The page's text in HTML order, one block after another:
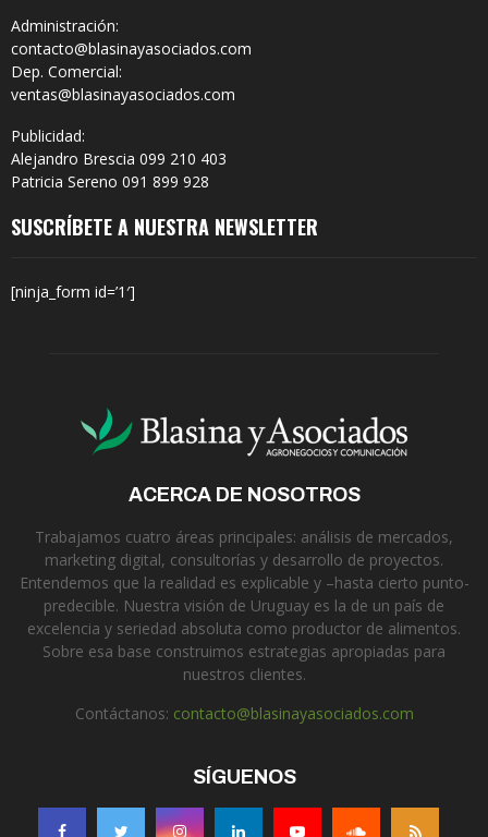
Administración:
contacto@blasinayasociados.com
Dep. Comercial:
ventas@blasinayasociados.com
Publicidad:
Alejandro Brescia 099 210 403
Patricia Sereno 091 899 928
SUSCRÍBETE A NUESTRA NEWSLETTER
[ninja_form id=’1′]
ACERCA DE NOSOTROS
Trabajamos cuatro áreas principales: análisis de mercados,
marketing digital, consultorías y desarrollo de proyectos.
Entendemos que la realidad es explicable y –hasta cierto punto-
predecible. Nuestra visión de Uruguay es la de un país de
excelencia y seriedad absoluta como productor de alimentos.
Sobre esa base construimos estrategias apropiadas para
nuestros clientes.
Contáctanos: contacto@blasinayasociados.com
SÍGUENOS